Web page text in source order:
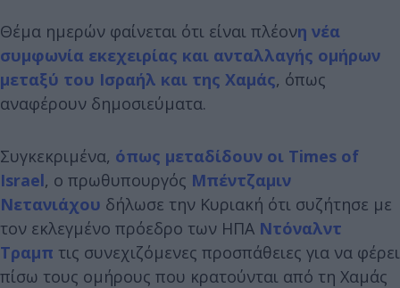
Θέμα ημερών φαίνεται ότι είναι πλέονη νέα
συμφωνία εκεχειρίας και ανταλλαγής ομήρων
μεταξύ του Ισραήλ και της Χαμάς, όπως
αναφέρουν δημοσιεύματα.
Συγκεκριμένα, όπως μεταδίδουν οι Times of
Israel, ο πρωθυπουργός Μπέντζαμιν
Νετανιάχου δήλωσε την Κυριακή ότι συζήτησε με
τον εκλεγμένο πρόεδρο των ΗΠΑ Ντόναλντ
Τραμπ τις συνεχιζόμενες προσπάθειες για να φέρει
πίσω τους ομήρους που κρατούνται από τη Χαμάς